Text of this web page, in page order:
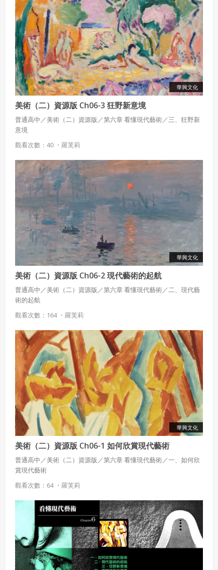
華興文化
美術（二）資源版 Ch06-3 狂野新意境
普通高中／美術（二）資源版／第六章 看懂現代藝術／三、狂野新
意境
觀看次數：40 ・ 羅芙莉
華興文化
美術（二）資源版 Ch06-2 現代藝術的起航
普通高中／美術（二）資源版／第六章 看懂現代藝術／二、現代藝
術的起航
觀看次數：164 ・ 羅芙莉
華興文化
美術（二）資源版 Ch06-1 如何欣賞現代藝術
普通高中／美術（二）資源版／第六章 看懂現代藝術／一、如何欣
賞現代藝術
觀看次數：64 ・ 羅芙莉